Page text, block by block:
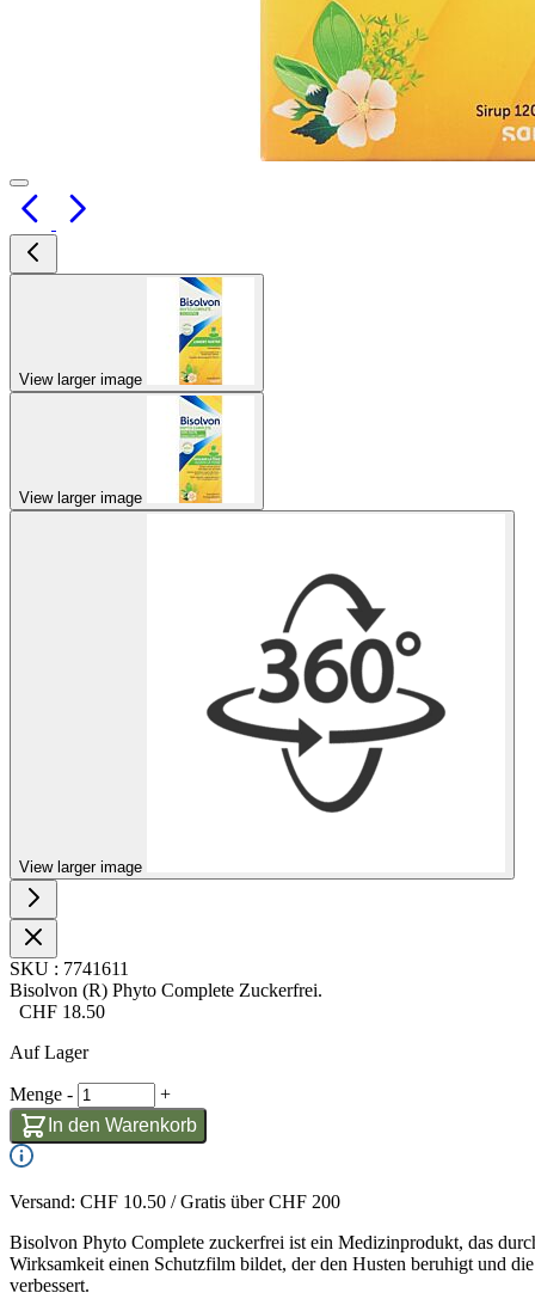
View larger image
View larger image
View larger image
SKU : 7741611
Bisolvon (R) Phyto Complete Zuckerfrei.
CHF 18.50
Auf Lager
Menge -
+
In den Warenkorb
Versand: CHF 10.50 / Gratis über CHF 200
Bisolvon Phyto Complete zuckerfrei ist ein Medizinprodukt, das
Wirksamkeit einen Schutzfilm bildet, der den Husten beruhigt und
verbessert.